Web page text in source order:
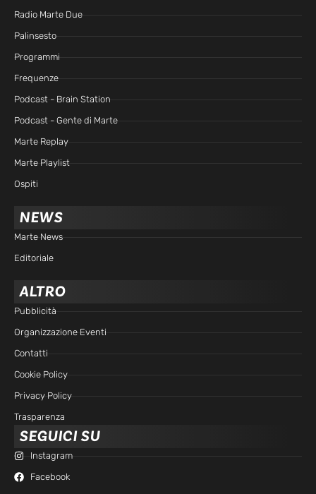
Radio Marte Due
Palinsesto
Programmi
Frequenze
Podcast - Brain Station
Podcast - Gente di Marte
Marte Replay
Marte Playlist
Ospiti
NEWS
Marte News
Editoriale
ALTRO
Pubblicità
Organizzazione Eventi
Contatti
Cookie Policy
Privacy Policy
Trasparenza
SEGUICI SU
Instagram
Facebook